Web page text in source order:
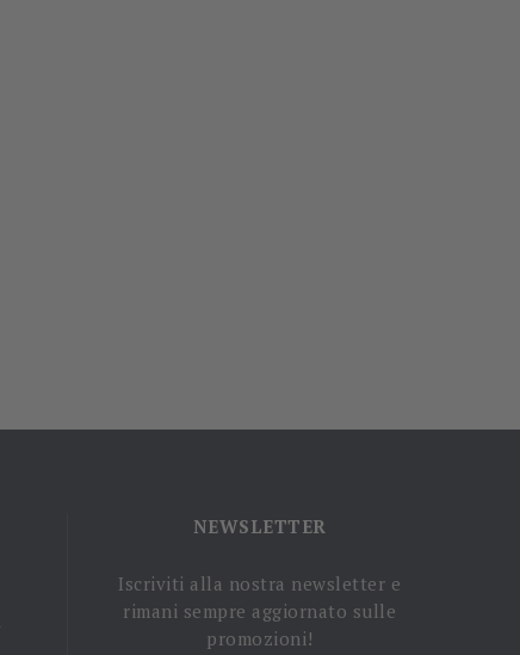
NEWSLETTER
Iscriviti alla nostra newsletter e
rimani sempre aggiornato sulle
promozioni!